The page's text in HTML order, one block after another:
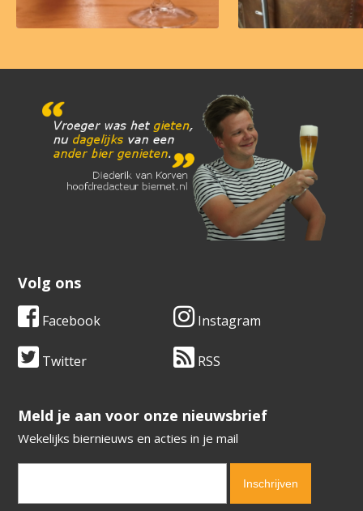
Volg ons
Facebook Instagram
Twitter RSS
​​​​​​​Meld je aan voor onze nieuwsbrief
Wekelijks biernieuws en acties in je mail